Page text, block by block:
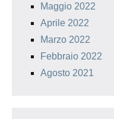
Maggio 2022
Aprile 2022
Marzo 2022
Febbraio 2022
Agosto 2021